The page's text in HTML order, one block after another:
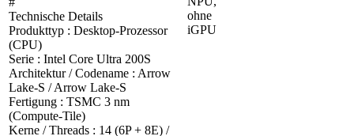
Technische Details
Produkttyp : Desktop-Prozessor
(CPU)
Serie : Intel Core Ultra 200S
Architektur / Codename : Arrow
Lake-S / Arrow Lake-S
Fertigung : TSMC 3 nm
(Compute-Tile)
Kerne / Threads : 14 (6P + 8E) /
ohne
iGPU